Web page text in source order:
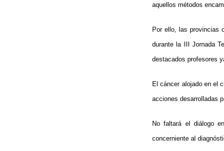
aquellos métodos
Por ello, las provincias
durante la III Jornada
destacados profesores
El cáncer alojado en el
acciones desarrolladas
No faltará el diálogo
concerniente al